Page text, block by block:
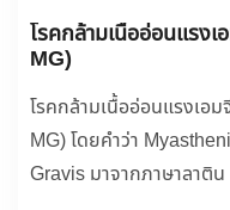
โรคกล้ามเนื้ออ่อนแร
MG)
โรคกล้ามเนื้ออ่อนแรงเอ
MG) โดยคำว่า
Gravis มาจากภาษาลาติน